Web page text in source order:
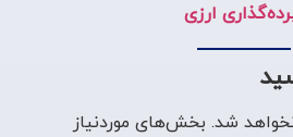
ارزی
شد. بخش‌های موردنیاز